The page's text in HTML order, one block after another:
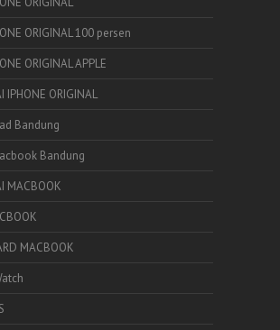
ORIGINAL 100 persen
ORIGINAL APPLE
IPHONE ORIGINAL
Bandung
Bandung
MACBOOK
MACBOOK